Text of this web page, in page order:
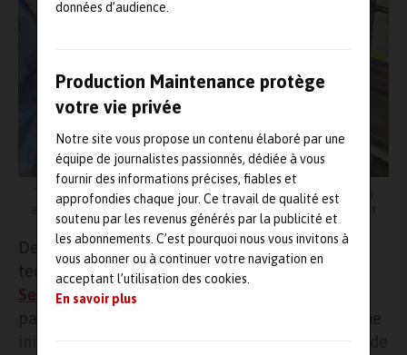
données d’audience.
Production Maintenance protège
votre vie privée
Notre site vous propose un contenu élaboré par une
équipe de journalistes passionnés, dédiée à vous
fournir des informations précises, fiables et
approfondies chaque jour. Ce travail de qualité est
soutenu par les revenus générés par la publicité et
les abonnements. C’est pourquoi nous vous invitons à
vous abonner ou à continuer votre navigation en
acceptant l’utilisation des cookies.
En savoir plus
Touch Sensity permet de détecter les signes de dégradation
avant qu’ils n’affectent le fonctionnement du matériel roulant
Depuis décembre 2025, la Sensity Tech, la
technologie brevetée (8 brevets) de
Sensity, a été déployée sur une rame du métro